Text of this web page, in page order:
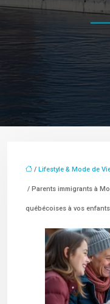
/ Lifestyle & Mode de
/ Parents immigrants à
québécoises à vos